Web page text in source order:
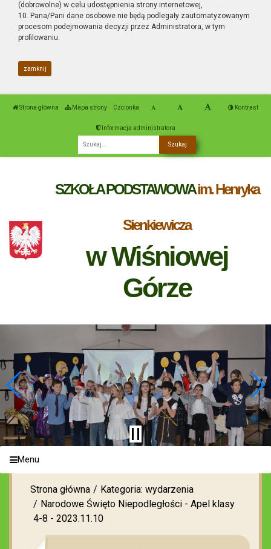
(dobrowolne) w celu udostępnienia strony internetowej,
10. Pana/Pani dane osobowe nie będą podlegały zautomatyzowanym
procesom podejmowania decyzji przez Administratora, w tym
profilowaniu.
zamknij
Strona główna Mapa strony Czcionka Kontrast
Informacja administratora
SZKOŁA PODSTAWOWAim. Henryka
Sienkiewicza
w Wiśniowej
Górze
Menu
Strona główna
Kategoria: wydarzenia
Narodowe Święto Niepodległości - Apel klasy
4-8 - 2023.11.10